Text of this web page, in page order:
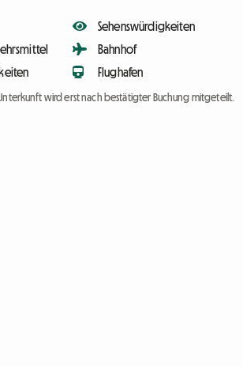
Sehenswürdigkeiten
Bahnhof
Flughafen
wird erst nach bestätigter Buchung mitgeteilt.